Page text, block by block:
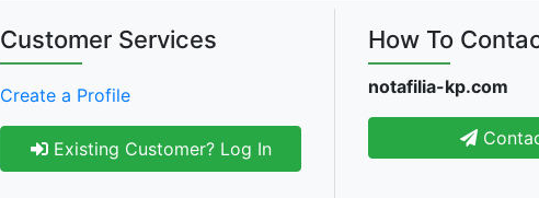
Customer Services
Create a Profile
Existing Customer? Log In
How To
notafilia-kp.com